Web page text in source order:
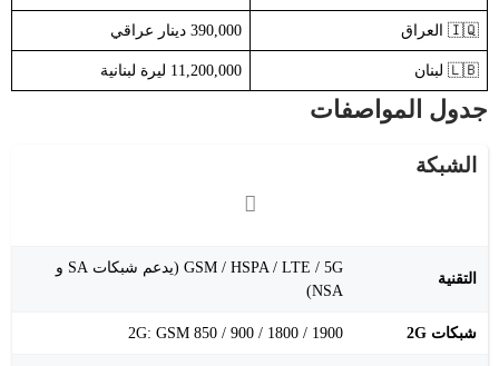
🇮🇶 العراق 390,000 دينار عراقي
🇱🇧 لبنان 11,200,000 ليرة لبنانية
جدول المواصفات
الشبكة
التقنية
GSM / HSPA / LTE / 5G (يدعم شبكات SA و
NSA)
شبكات 2G 2G: GSM 850 / 900 / 1800 / 1900